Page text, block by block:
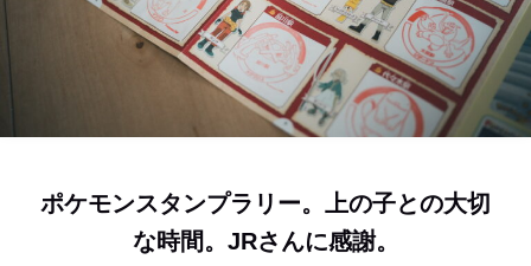
ポケモンスタンプラリー。上の子との大切
な時間。JRさんに感謝。